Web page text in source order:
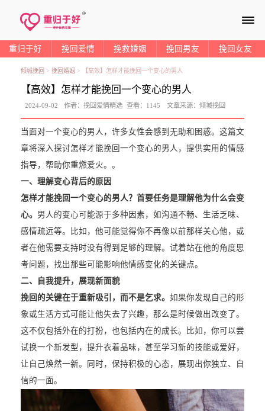
≡
重归于好 挽回爱情 挽救婚姻 挽回男友 挽回女友
倾城挽回 > 挽回婚姻 > 【高效】怎样才能挽回一个变心的男人
【高效】怎样才能挽回一个变心的男人
2024-09-02 作者：挽回爱情精选 查看： 1145 文章来源： 倾城挽回
当面对一个变心的男人，许多女性会感到无助和困惑。这篇文
章将深入探讨怎样才能挽回一个变心的男人，提供实用的情感
指导，帮助你重燃爱火。。
一、理解变心背后的原因
怎样才能挽回一个变心的男人？首要任务是理解他为什么会变
心。 男人的变心可能源于多种因素，如沟通不畅、生活乏味、
感情疏远等。比如，他可能觉得你不再像以前那样关心他，或
者在他需要支持时没有得到足够的理解。试着站在他的角度思
考问题，找出那些可能影响他情感变化的关键点。
二、自我提升，展现新面貌
挽回的关键在于重新吸引，而不是乞求。 如果你发现自己的形
象或生活方式可能让他失去了兴趣，那么是时候做出改变了。
这不仅包括外在的打扮，也包括内在的成长。比如，你可以尝
试换一个新发型，提升衣着品味，甚至学习新的技能或爱好，
让自己焕然一新。同时，保持积极的心态，展现出你独立、自
信的一面。